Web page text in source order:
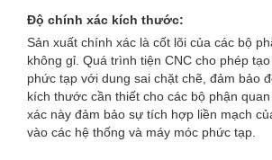
Độ chính xác kích thước:
Sản xuất chính xác là cốt lõi của các bộ
không gỉ. Quá trình tiện CNC cho phép
phức tạp với dung sai chặt chẽ, đảm bảo
kích thước cần thiết cho các bộ phận
xác này đảm bảo sự tích hợp liền mạch
vào các hệ thống và máy móc phức tạp.